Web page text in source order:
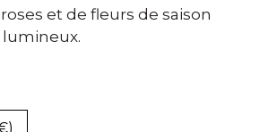
et de fleurs de saison